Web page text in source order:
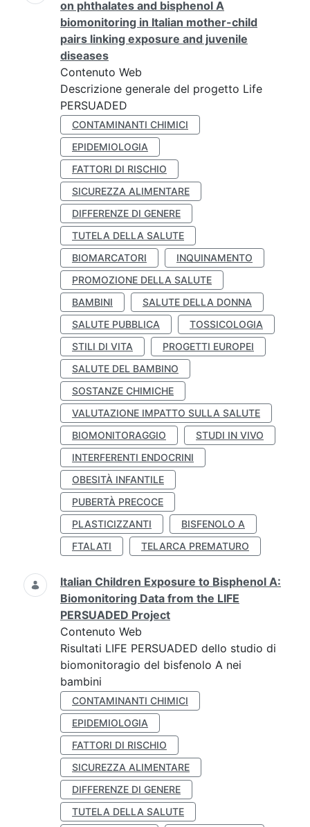
on phthalates and bisphenol A
biomonitoring in Italian mother-child
pairs linking exposure and juvenile
diseases
Contenuto Web
Descrizione generale del progetto Life
PERSUADED
CONTAMINANTI CHIMICI
EPIDEMIOLOGIA
FATTORI DI RISCHIO
SICUREZZA ALIMENTARE
DIFFERENZE DI GENERE
TUTELA DELLA SALUTE
BIOMARCATORI
INQUINAMENTO
PROMOZIONE DELLA SALUTE
BAMBINI
SALUTE DELLA DONNA
SALUTE PUBBLICA
TOSSICOLOGIA
STILI DI VITA
PROGETTI EUROPEI
SALUTE DEL BAMBINO
SOSTANZE CHIMICHE
VALUTAZIONE IMPATTO SULLA SALUTE
BIOMONITORAGGIO
STUDI IN VIVO
INTERFERENTI ENDOCRINI
OBESITÀ INFANTILE
PUBERTÀ PRECOCE
PLASTICIZZANTI
BISFENOLO A
FTALATI
TELARCA PREMATURO
Italian Children Exposure to Bisphenol A:
Biomonitoring Data from the LIFE
PERSUADED Project
Contenuto Web
Risultati LIFE PERSUADED dello studio di
biomonitoragio del bisfenolo A nei
bambini
CONTAMINANTI CHIMICI
EPIDEMIOLOGIA
FATTORI DI RISCHIO
SICUREZZA ALIMENTARE
DIFFERENZE DI GENERE
TUTELA DELLA SALUTE